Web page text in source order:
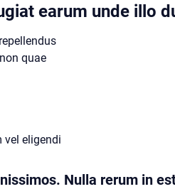
earum unde illo
quae
vel eligendi
Nulla rerum in